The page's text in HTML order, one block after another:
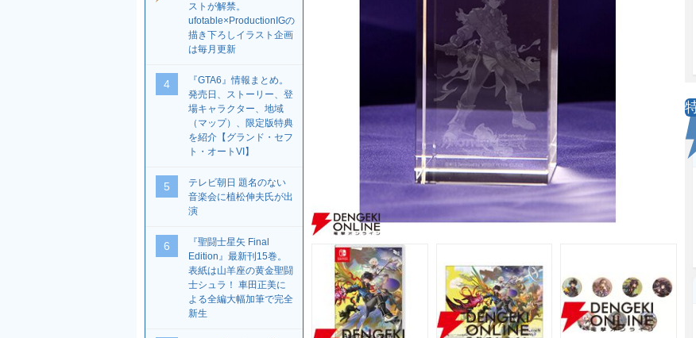
ストが解禁。
ufotable×ProductionIGの
描き下ろしイラスト企画
は毎月更新
4
『GTA6』情報まとめ。
発売日、ストーリー、登
場キャラクター、地域
（マップ）、限定版特典
を紹介【グランド・セフ
ト・オートVI】
5
テレビ朝日 題名のない
音楽会に植松伸夫氏が出
演
6
『聖闘士星矢 Final
Edition』最新刊15巻。
表紙は山羊座の黄金聖闘
士シュラ！ 車田正美に
よる全編大幅加筆で完全
新生